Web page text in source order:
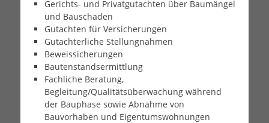
Gerichts- und Privatgutachten über Baumängel
und Bauschäden
Gutachten für Versicherungen
Gutachterliche Stellungnahmen
Beweissicherungen
Bautenstandsermittlung
Fachliche Beratung,
Begleitung/Qualitätsüberwachung während
der Bauphase sowie Abnahme von
Bauvorhaben und Eigentumswohnungen